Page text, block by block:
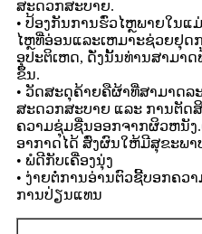
ສະດວກສະບາຍ.
• ປ້ອງກັນການຮົ່ວໄຫຼພາຍໃນ
ໄຫຼທີ່ອ່ອນແລະເຫມາະຊ່ວຍຢຸດ
ອຸປະຕິເຫດ, ດັ່ງນັ້ນທ່ານສາມາ
ຂຶ້ນ.
• ວັດສະດຸຄ້າຍຄືຜ້າທີ່ສາມາດ
ສະດວກສະບາຍ ແລະ ການຕັດ
ຄວາມຊຸ່ມຊື່ນອອກຈາກຜິວຫນັ
ອາກາດໄດ້ ສົ່ງຜົນໃຫ້ມີສຸຂະພ
• ພໍດີກັບເຄື່ອງນຸ່ງ
• ງ່າຍຕໍ່ການອ່ານຕົວຊີ້ບອກຄວ
ການປ່ຽນແທນ